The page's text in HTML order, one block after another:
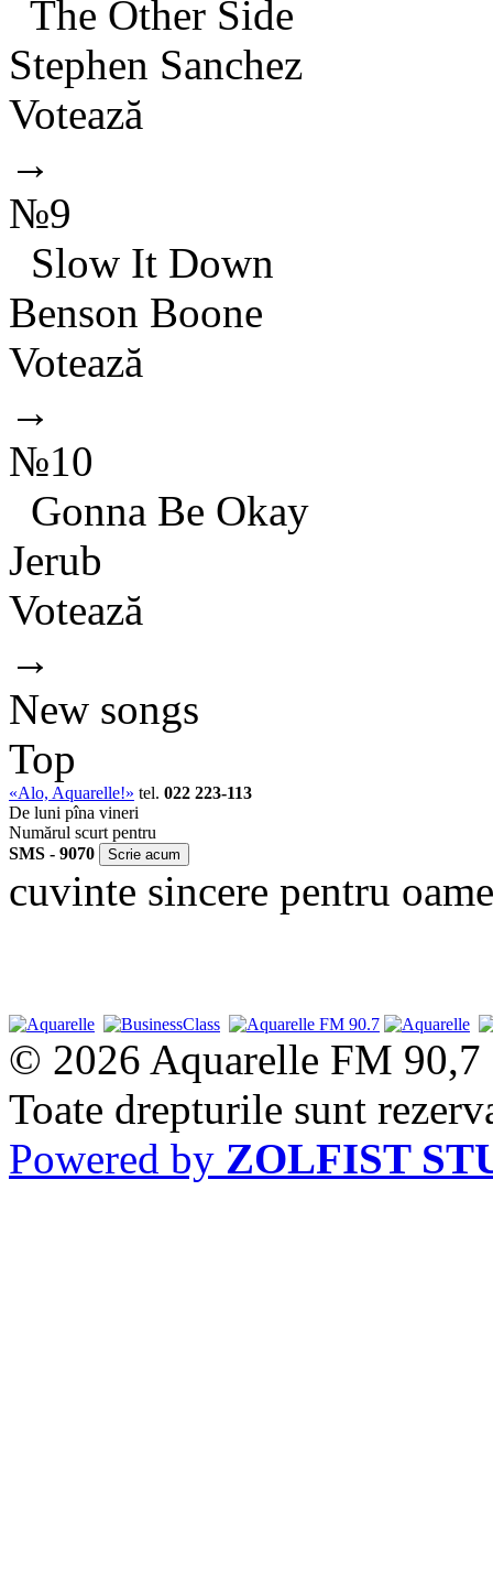
The Other Side
Stephen Sanchez
Votează
→
№9
Slow It Down
Benson Boone
Votează
→
№10
Gonna Be Okay
Jerub
Votează
→
New songs
Top
«Alo, Aquarelle!» tel. 022 223-113
De luni pîna vineri
Numărul scurt pentru
SMS - 9070
cuvinte sincere pentru
© 2026 Aquarelle FM 90,7
Toate drepturile sunt
Powered by ZOLFIST